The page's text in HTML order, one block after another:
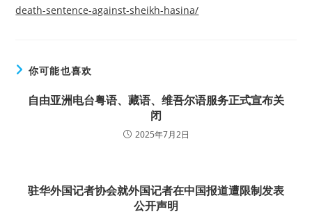
death-sentence-against-sheikh-hasina/
你可能也喜欢
自由亚洲电台粤语、藏语、维吾尔语服务正式宣布关
闭
2025年7月2日
驻华外国记者协会就外国记者在中国报道遭限制发表
公开声明